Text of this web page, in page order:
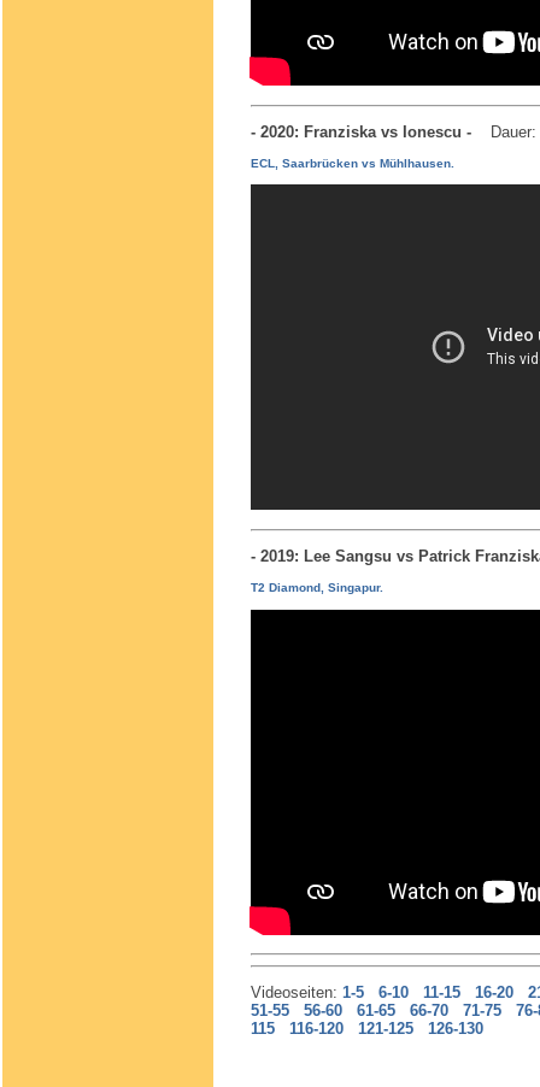
- 2020: Franziska vs Ionescu -
ECL, Saarbrücken vs Mühlhausen.
- 2019: Lee Sangsu vs Patrick
T2 Diamond, Singapur.
Videoseiten: 1-5 6-10 11-15 16-20
51-55
56-60 61-65 66-70 71-75
115
116-120 121-125 126-130